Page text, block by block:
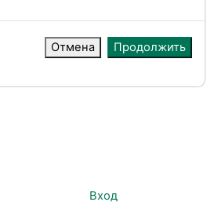
Отмена Продолжить
Вход